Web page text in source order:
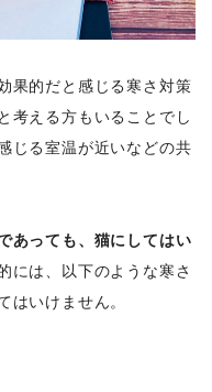
果的だと感じる寒さ対策
考える方もいることでし
じる室温が近いなどの共
あっても、猫にしてはい
には、以下のような寒さ
はいけません。